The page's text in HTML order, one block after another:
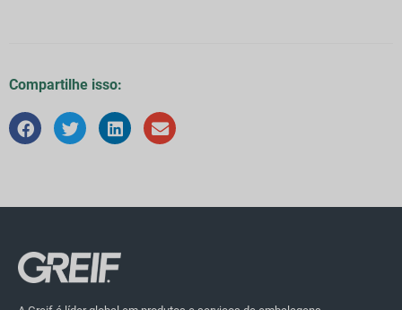
Compartilhe isso: